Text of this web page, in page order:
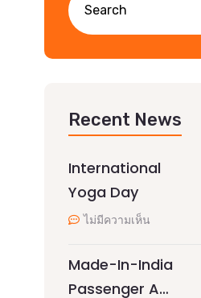
Recent News
International
Yoga Day
ไม่มีความเห็น
Made-In-India
Passenger A…